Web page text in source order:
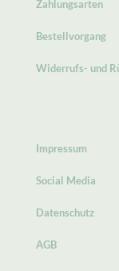
Zahlungsarten
Bestellvorgang
Widerrufs- und
Impressum
Social Media
Datenschutz
AGB